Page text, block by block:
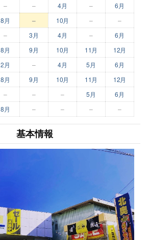
– – 4月 –
6月
8月 – 10月 – –
– 3月 4月 –
6月
8月 9月 10月 11月 12月
2月 – 4月 5月
6月
8月 9月 10月 11月 12月
– – – 5月
6月
8月 – – – –
基本情報